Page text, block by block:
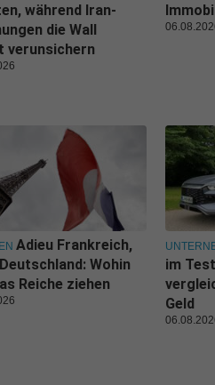
während Iran-
die Wall
verunsichern
Adieu Frankreich,
Wohin
Reiche ziehen
im
Geld